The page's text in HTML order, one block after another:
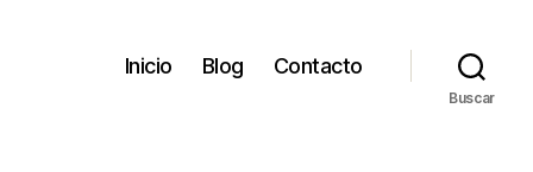
Inicio Blog Contacto
Buscar